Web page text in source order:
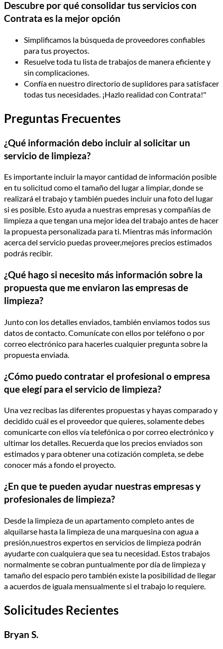
Descubre por qué consolidar tus servicios con
Contrata es la mejor opción
Simplificamos la búsqueda de proveedores confiables
para tus proyectos.
Resuelve toda tu lista de trabajos de manera eficiente y
sin complicaciones.
Confía en nuestro directorio de suplidores para satisfacer
todas tus necesidades. ¡Hazlo realidad con Contrata!"
Preguntas Frecuentes
¿Qué información debo incluir al solicitar un
servicio de limpieza?
Es importante incluir la mayor cantidad de información posible
en tu solicitud como el tamaño del lugar a limpiar, donde se
realizará el trabajo y también puedes incluir una foto del lugar
si es posible. Esto ayuda a nuestras empresas y compañías de
limpieza a que tengan una mejor idea del trabajo antes de hacer
la propuesta personalizada para ti. Mientras más información
acerca del servicio puedas proveer,mejores precios estimados
podrás recibir.
¿Qué hago si necesito más información sobre la
propuesta que me enviaron las empresas de
limpieza?
Junto con los detalles enviados, también enviamos todos sus
datos de contacto. Comunícate con ellos por teléfono o por
correo electrónico para hacerles cualquier pregunta sobre la
propuesta enviada.
¿Cómo puedo contratar el profesional o empresa
que elegí para el servicio de limpieza?
Una vez recibas las diferentes propuestas y hayas comparado y
decidido cuál es el proveedor que quieres, solamente debes
comunicarte con ellos vía telefónica o por correo electrónico y
ultimar los detalles. Recuerda que los precios enviados son
estimados y para obtener una cotización completa, se debe
conocer más a fondo el proyecto.
¿En que te pueden ayudar nuestras empresas y
profesionales de limpieza?
Desde la limpieza de un apartamento completo antes de
alquilarse hasta la limpieza de una marquesina con agua a
presión,nuestros expertos en servicios de limpieza podrán
ayudarte con cualquiera que sea tu necesidad. Estos trabajos
normalmente se cobran puntualmente por día de limpieza y
tamaño del espacio pero también existe la posibilidad de llegar
a acuerdos de iguala mensualmente si el trabajo lo requiere.
Solicitudes Recientes
Bryan S.